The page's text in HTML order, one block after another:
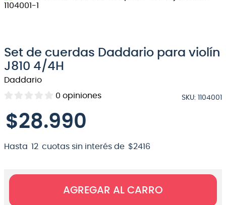
Set de cuerdas Daddario para violín
J810 4/4H
Daddario
0 opiniones SKU: 1104001
$28.990
Hasta 12 cuotas sin interés de $2416
AGREGAR AL CARRO
5 .
amplificador
6.
guitarra
7.
teclado
micrófono
9 .
bateria